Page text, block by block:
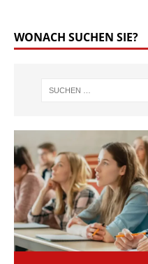
WONACH SUCHEN SIE?